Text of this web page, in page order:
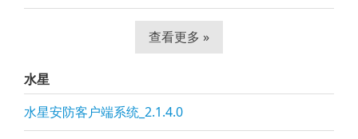
查看更多 »
水星
水星安防客户端系统_2.1.4.0